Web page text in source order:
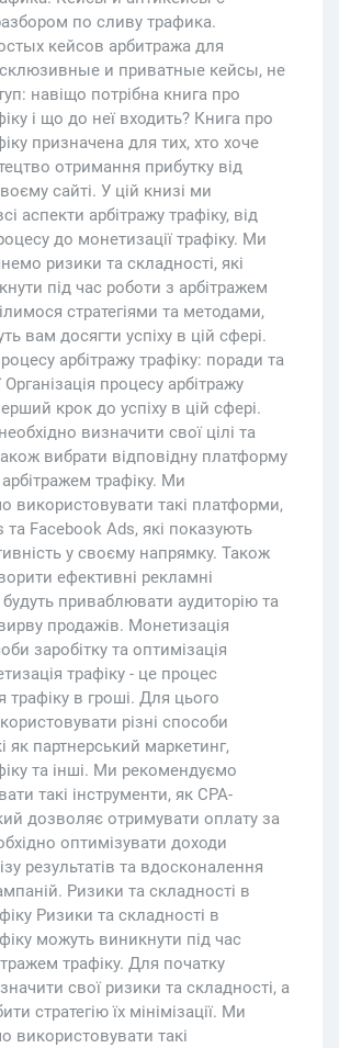
по сливу трафика.
кейсов арбитража для
и приватные кейсы, не
навіщо потрібна книга про
і що до неї входить? Книга про
призначена для тих, хто хоче
отримання прибутку від
сайті. У цій книзі ми
аспекти арбітражу трафіку, від
до монетизації трафіку. Ми
ризики та складності, які
під час роботи з арбітражем
стратегіями та методами,
вам досягти успіху в цій сфері.
арбітражу трафіку: поради та
процесу арбітражу
крок до успіху в цій сфері.
визначити свої цілі та
вибрати відповідну платформу
трафіку. Ми
використовувати такі платформи,
та Facebook Ads, які показують
у своєму напрямку. Також
ефективні рекламні
будуть приваблювати аудиторію та
вирву продажів. Монетизація
заробітку та оптимізація
трафіку - це процес
трафіку в гроші. Для цього
різні способи
як партнерський маркетинг,
та інші. Ми рекомендуємо
такі інструменти, як CPA-
дозволяє отримувати оплату за
оптимізувати доходи
результатів та вдосконалення
Ризики та складності в
Ризики та складності в
можуть виникнути під час
трафіку. Для початку
свої ризики та складності, а
стратегію їх мінімізації. Ми
використовувати такі